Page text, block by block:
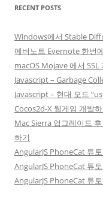
RECENT POSTS
Windows에서 Stable
에버노트 Evernote 한번
macOS Mojave 에서
Javascript – Garbage
Javascript – 현대 모드
Cocos2d-X 웹게임 개발
Mac Sierra 업그레이드
하기
AngularJS PhoneCat 튜
AngularJS PhoneCat 튜
AngularJS PhoneCat 튜